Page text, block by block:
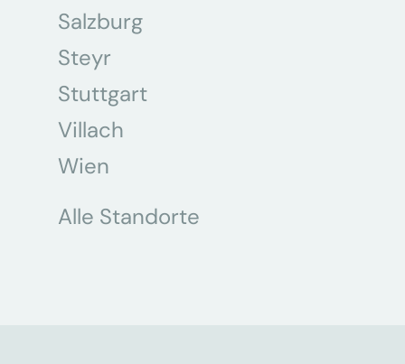
Salzburg
Steyr
Stuttgart
Villach
Wien
Alle Standorte